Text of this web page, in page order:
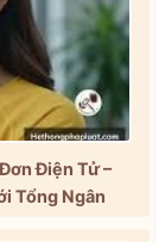
Điện Tử –
Tổng Ngân